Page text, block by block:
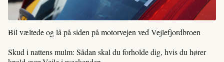
Bil væltede og lå på siden på motorvejen ved Vejlefjordbroen
Skud i nattens mulm: Sådan skal du forholde dig, hvis du hører